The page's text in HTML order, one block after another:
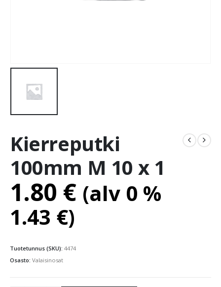
Kierreputki
100mm M 10 x 1
1.80 € (alv 0 %
1.43 €)
Tuotetunnus (SKU): 4474
Osasto: Valaisinosat